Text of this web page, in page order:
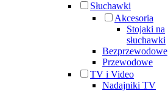
Słuchawki
Akcesoria
Stojaki na
słuchawki
Bezprzewodowe
Przewodowe
TV i Video
Nadajniki TV